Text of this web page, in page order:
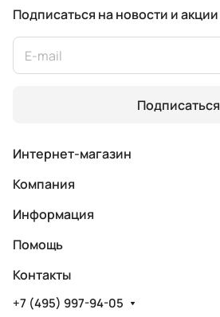
Подписаться на новости и акции
Подписаться
Интернет-магазин
Компания
Информация
Помощь
Контакты
+7 (495) 997-94-05